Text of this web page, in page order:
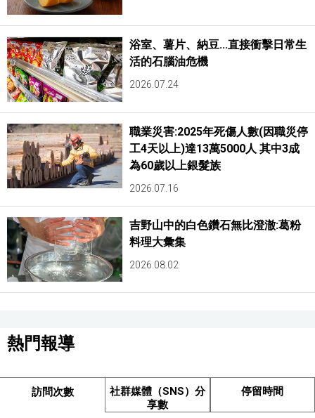
浴室、薯片、納豆...直接衝擊日常生
活的石腦油危機
2026.07.24
職業災害:2025年死傷人數(因職災停
工4天以上)達13萬5000人 其中3成
為60歲以上銀髮族
2026.07.16
吉野山中的白色鑽石無比澄澈:葛粉
料理大彙集
2026.08.02
熱門報導
訪問次數
社群媒體（SNS）分
享數
停留時間